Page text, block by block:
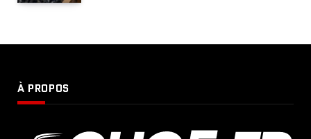
À PROPOS